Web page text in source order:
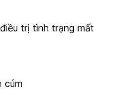
trị tình trạng mất
cúm